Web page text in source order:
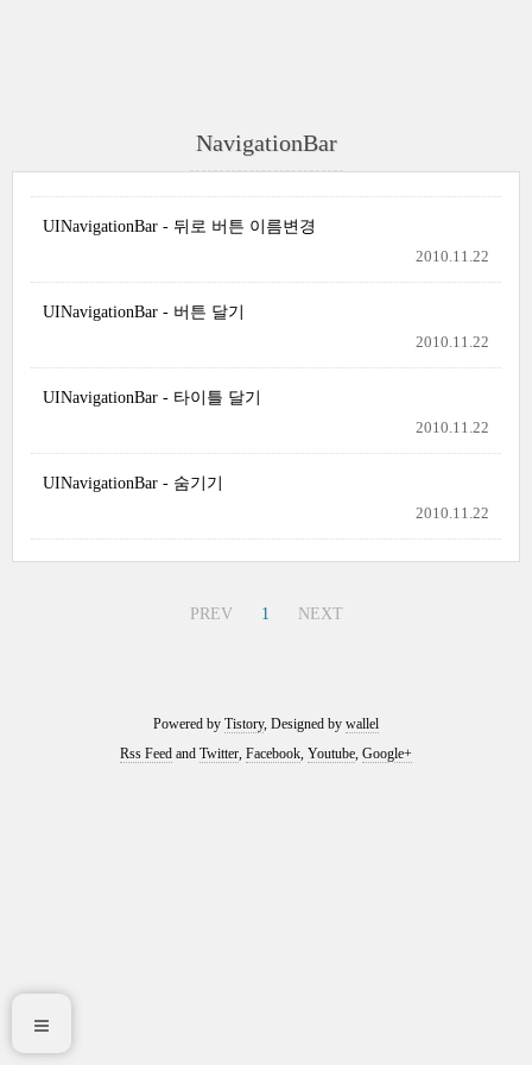
NavigationBar
UINavigationBar - 뒤로 버튼 이름변경
2010.11.22
UINavigationBar - 버튼 달기
2010.11.22
UINavigationBar - 타이틀 달기
2010.11.22
UINavigationBar - 숨기기
2010.11.22
PREV 1 NEXT
Powered by Tistory, Designed by wallel
Rss Feed and Twitter, Facebook, Youtube, Google+